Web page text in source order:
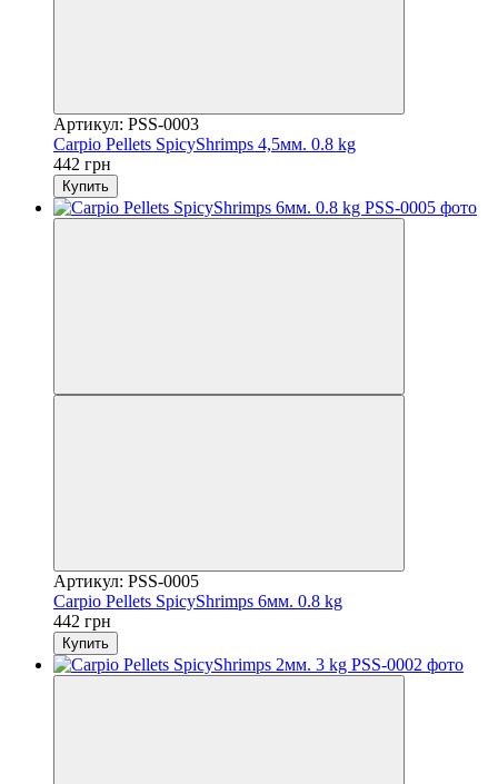
Артикул: PSS-0003
Carpio Pellets SpicyShrimps 4,5мм. 0.8 kg
442 грн
Купить
Артикул: PSS-0005
Carpio Pellets SpicyShrimps 6мм. 0.8 kg
442 грн
Купить